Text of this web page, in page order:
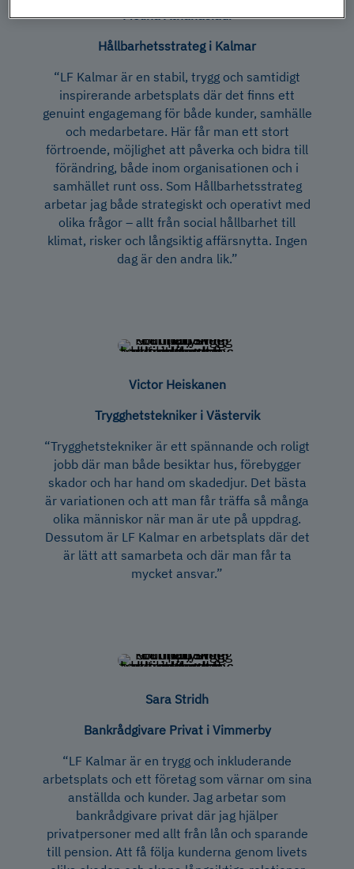
Melina Athanasiadi
Hållbarhetsstrateg i Kalmar
“LF Kalmar är en stabil, trygg och samtidigt
inspirerande arbetsplats där det finns ett
genuint engagemang för både kunder, samhälle
och medarbetare. Här får man ett stort
förtroende, möjlighet att påverka och bidra till
förändring, både inom organisationen och i
samhället runt oss. Som Hållbarhetsstrateg
arbetar jag både strategiskt och operativt med
olika frågor – allt från social hållbarhet till
klimat, risker och långsiktig affärsnytta. Ingen
dag är den andra lik.”
Victor Heiskanen
Trygghetstekniker i Västervik
“Trygghetstekniker är ett spännande och roligt
jobb där man både besiktar hus, förebygger
skador och har hand om skadedjur. Det bästa
är variationen och att man får träffa så många
olika människor när man är ute på uppdrag.
Dessutom är LF Kalmar en arbetsplats där det
är lätt att samarbeta och där man får ta
mycket ansvar.”
Sara Stridh
Bankrådgivare Privat i Vimmerby
“LF Kalmar är en trygg och inkluderande
arbetsplats och ett företag som värnar om sina
anställda och kunder. Jag arbetar som
bankrådgivare privat där jag hjälper
privatpersoner med allt från lån och sparande
till pension. Att få följa kunderna genom livets